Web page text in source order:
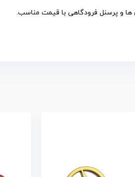
ها و پرسنل فرودگاهی با قیمت مناسب.